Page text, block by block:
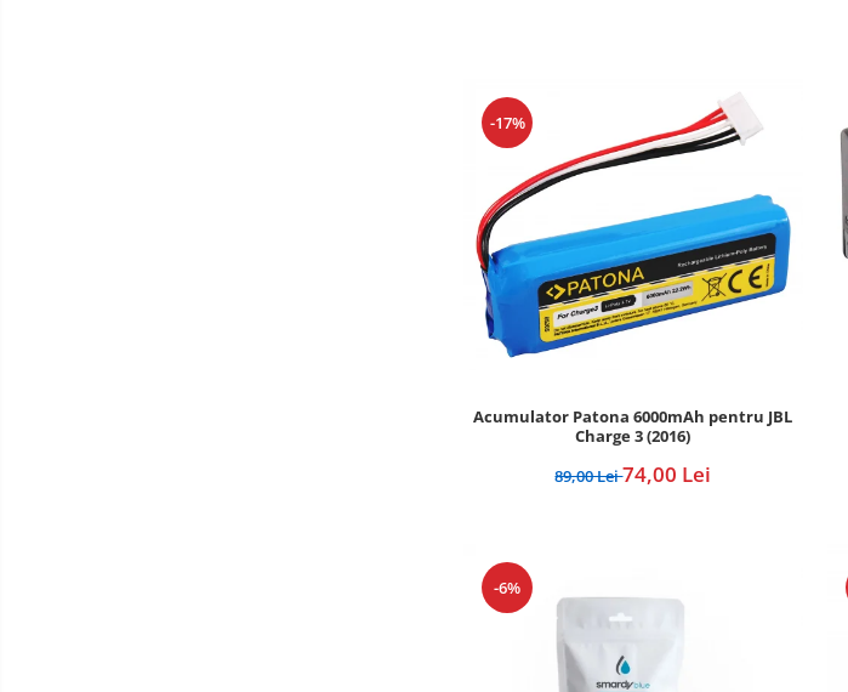
-17%
Acumulator Patona 6000mAh pentru JBL
Charge 3 (2016)
89,00 Lei74,00 Lei
-6%